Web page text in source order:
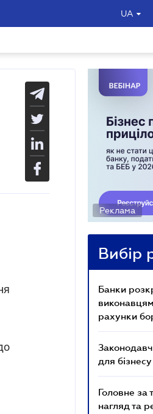
UA
Реклама
Вибір
Банки
рахунки
для бізнесу
Головне
нагляд та